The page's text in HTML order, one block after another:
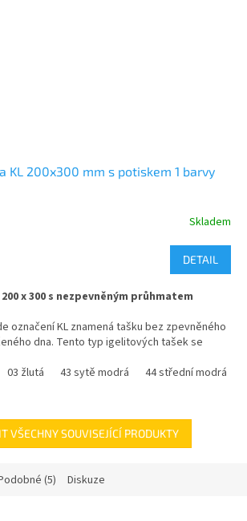
KL 200x300 mm s potiskem 1 barvy
Skladem
DETAIL
x 300 s nezpevněným průhmatem
označení KL znamená tašku bez zpevněného
dna. Tento typ igelitových tašek se
od 200ks
a platí pro tašku včetně jednobarevného tisku.
x 200 mm, 200 x 300 mm, 250 x 350 mm.
03 žlutá 43 sytě modrá 44 střední modrá
VŠECHNY SOUVISEJÍCÍ PRODUKTY
(5) Diskuze